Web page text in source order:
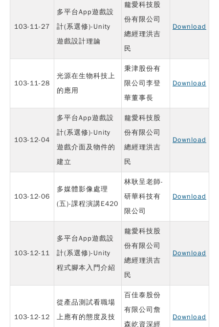
103-11-27
多平台App遊戲設
計(系選修)-Unity
遊戲設計理論
龍愛科技股
份有限公司
總經理洪吉
民
Download
103-11-28
光源在生物科技上
的應用
秉津股份有
限公司李登
華董事長
Download
103-12-04
多平台App遊戲設
計(系選修)-Unity
遊戲介面及物件的
建立
龍愛科技股
份有限公司
總經理洪吉
民
Download
103-12-06
多媒體影像處理
(五)-課程演講E420
林耿呈老師-
研華科技有
限公司
Download
103-12-11
多平台App遊戲設
計(系選修)-Unity
程式腳本入門介紹
龍愛科技股
份有限公司
總經理洪吉
民
Download
103-12-12
從產品測試看職場
上應有的態度及技
百佳泰股份
有限公司詹
森屹資深經
Download